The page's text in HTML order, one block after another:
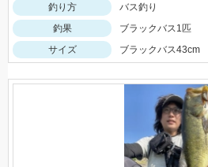
釣り方
バス釣り
釣果
ブラックバス1匹
サイズ
ブラックバス43cm